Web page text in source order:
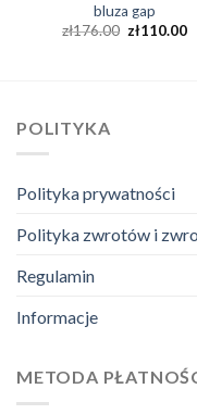
bluza gap
zł176.00 zł110.00
POLITYKA
Polityka prywatności
Polityka zwrotów i
Regulamin
Informacje
METODA